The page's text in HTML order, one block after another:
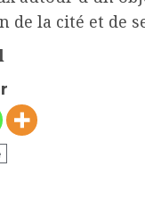
de la cité et de